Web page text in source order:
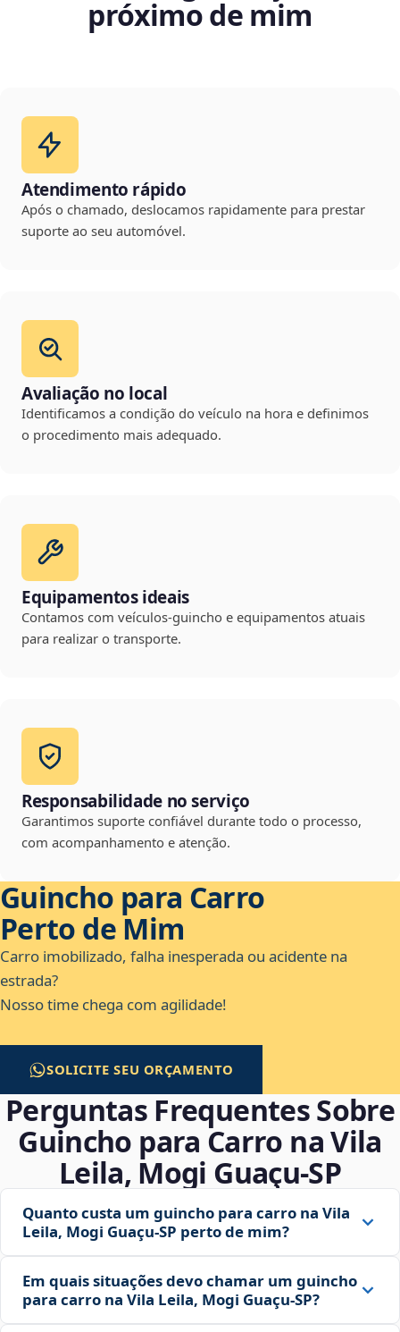
próximo de mim
Atendimento rápido
Após o chamado, deslocamos rapidamente para prestar
suporte ao seu automóvel.
Avaliação no local
Identificamos a condição do veículo na hora e definimos
o procedimento mais adequado.
Equipamentos ideais
Contamos com veículos-guincho e equipamentos atuais
para realizar o transporte.
Responsabilidade no serviço
Garantimos suporte confiável durante todo o processo,
com acompanhamento e atenção.
Guincho para Carro
Perto de Mim
Carro imobilizado, falha inesperada ou acidente na
estrada?
Nosso time chega com agilidade!
SOLICITE SEU ORÇAMENTO
Perguntas Frequentes Sobre
Guincho para Carro na Vila
Leila, Mogi Guaçu‑SP
Quanto custa um guincho para carro na Vila
Leila, Mogi Guaçu‑SP perto de mim?
Em quais situações devo chamar um guincho
para carro na Vila Leila, Mogi Guaçu‑SP?